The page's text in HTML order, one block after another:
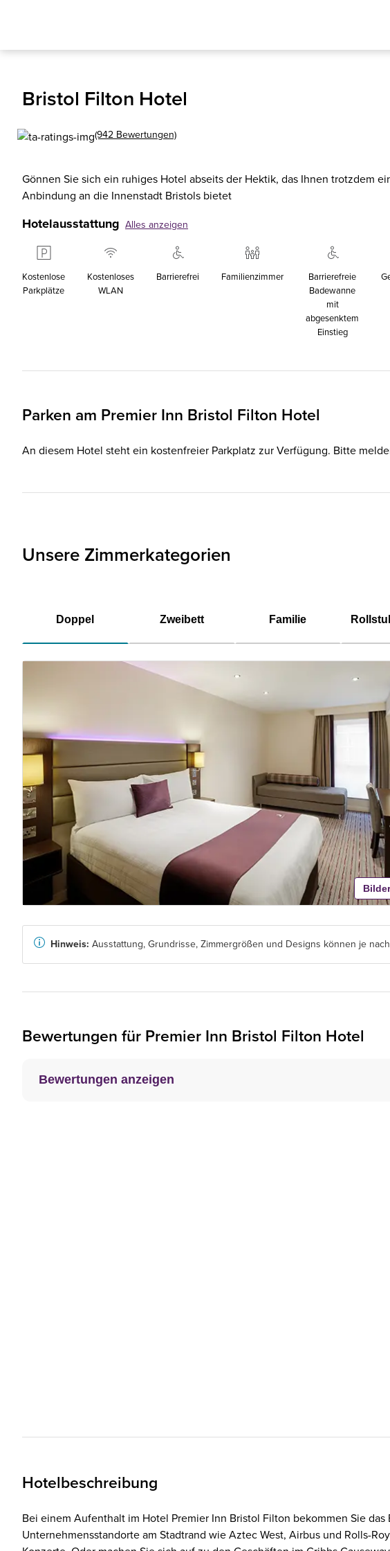
Bristol Filton Hotel
(942 Bewertungen)
Gönnen Sie sich ein ruhiges Hotel abseits der Hektik, das Ihnen trotzdem
Anbindung an die Innenstadt Bristols bietet
Hotelausstattung Alles anzeigen
Kostenlose
Parkplätze
Kostenloses
WLAN
Barrierefrei Familienzimmer
Barrierefreie
Badewanne
mit
abgesenktem
Einstieg
Parken am Premier Inn Bristol Filton Hotel
An diesem Hotel steht ein kostenfreier Parkplatz zur Verfügung. Bitte
Unsere Zimmerkategorien
Doppel Zweibett Familie
Hinweis: Ausstattung, Grundrisse, Zimmergrößen und Designs können je
Bewertungen für Premier Inn Bristol Filton Hotel
Bewertungen anzeigen
Hotelbeschreibung
Bei einem Aufenthalt im Hotel Premier Inn Bristol Filton bekommen Sie
Unternehmensstandorte am Stadtrand wie Aztec West, Airbus und Rolls-